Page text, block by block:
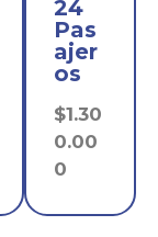
24
Pas
ajer
os
$1.30
0.00
0